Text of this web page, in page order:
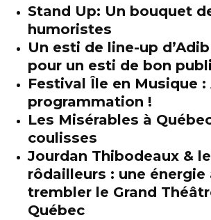
Stand Up: Un bouquet
humoristes
Un esti de line-up
pour un esti de bon
Festival Île en Musique
programmation !
Les Misérables à
coulisses
Jourdan Thibodeaux &
rôdailleurs : une énergie
trembler le Grand
Québec